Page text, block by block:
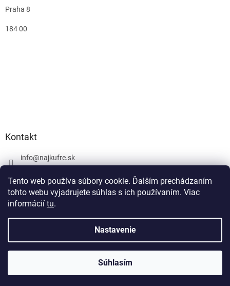
Tento web používa súbory cookie. Ďalším prechádzaním
tohto webu vyjadrujete súhlas s ich používaním. Viac
informácií tu.
Nastavenie
Súhlasím
Praha 8
184 00
Kontakt
info@najkufre.sk
Facebook
Vytvoril Shoptet
najkufre.sk. Všetky práva vyhradené.